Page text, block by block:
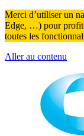
Merci d’utiliser un
Edge, …) pour
toutes les
Aller au contenu